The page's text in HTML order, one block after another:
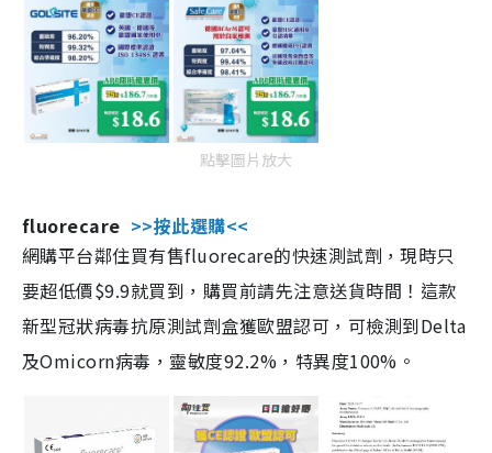
點擊圖片放大
fluorecare >>按此選購<<
網購平台鄰住買有售fluorecare的快速測試劑，現時只
要超低價$9.9就買到，購買前請先注意送貨時間！這款
新型冠狀病毒抗原測試劑盒獲歐盟認可，可檢測到Delta
及Omicorn病毒，靈敏度92.2%，特異度100%。